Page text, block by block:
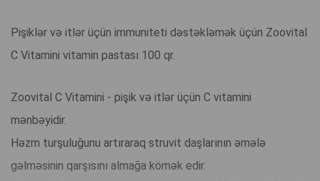
Pişiklər və itlər üçün immuniteti dəstəkləmək üçün Zoovital
C Vitamini vitamin pastası 100 qr.
Zoovital C Vitamini - pişik və itlər üçün C vitamini
mənbəyidir.
Həzm turşuluğunu artıraraq struvit daşlarının əmələ
gəlməsinin qarşısını almağa kömək edir.